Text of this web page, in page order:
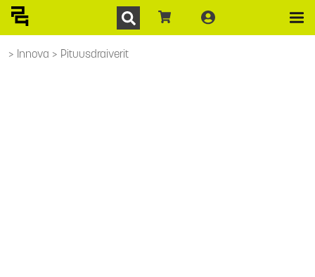
Innova Pituusdraiverit